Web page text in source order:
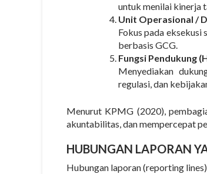
untuk menilai kinerja
Unit Operasional /
Fokus pada eksekusi
berbasis GCG.
Fungsi Pendukung
Menyediakan
regulasi, dan
Menurut KPMG (2020),
akuntabilitas, dan mempercepat
HUBUNGAN LAPORAN
Hubungan laporan (reporting